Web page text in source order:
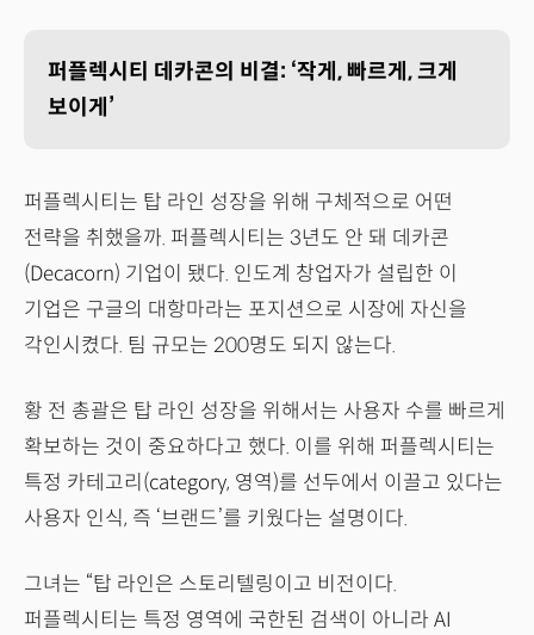
퍼플렉시티 데카콘의 비결: ‘작게, 빠르게, 크게
보이게’
퍼플렉시티는 탑 라인 성장을 위해 구체적으로 어떤
전략을 취했을까. 퍼플렉시티는 3년도 안 돼 데카콘
(Decacorn) 기업이 됐다. 인도계 창업자가 설립한 이
기업은 구글의 대항마라는 포지션으로 시장에 자신을
각인시켰다. 팀 규모는 200명도 되지 않는다.
황 전 총괄은 탑 라인 성장을 위해서는 사용자 수를 빠르게
확보하는 것이 중요하다고 했다. 이를 위해 퍼플렉시티는
특정 카테고리(category, 영역)를 선두에서 이끌고 있다는
사용자 인식, 즉 ‘브랜드’를 키웠다는 설명이다.
그녀는 “탑 라인은 스토리텔링이고 비전이다.
퍼플렉시티는 특정 영역에 국한된 검색이 아니라 AI